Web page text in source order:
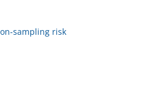
fiche en
sampling risk